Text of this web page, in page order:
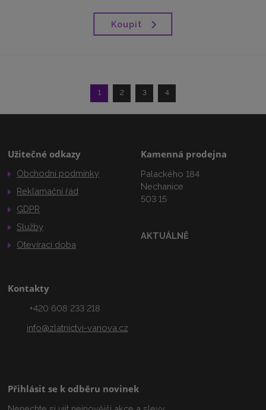
Koupit
1 2 3 4
Užitečné odkazy
Obchodní podmínky
Reklamační řád
GDPR
Služby
Otevírací doba
Kamenná prodejna
Palackého 184
Nechanice
503 15
AKTUÁLNĚ
Kontakty
+420 608 233 218
info@zlatnictvi-vanova.cz
Přihlásit se k odběru novinek